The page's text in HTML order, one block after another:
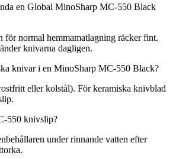
en Global MinoSharp MC-550 Black
för normal hemmamatlagning räcker fint.
knivarna dagligen.
knivar i en MinoSharp MC-550 Black?
eller kolstål). För keramiska knivblad
550 knivslip?
under rinnande vatten efter